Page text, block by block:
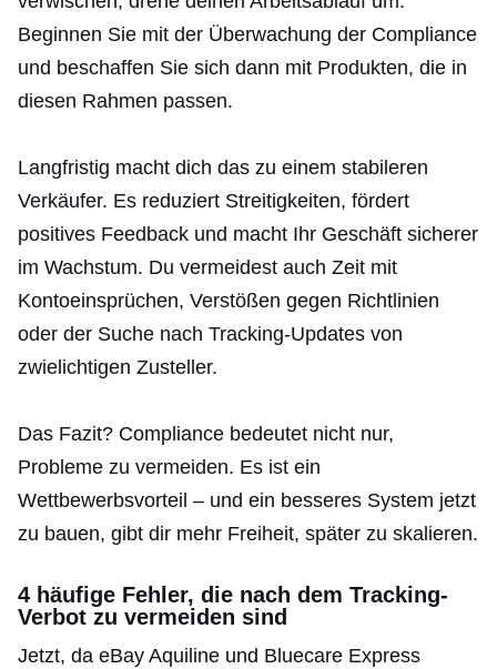
Beginnen Sie mit der Überwachung der Compliance
und beschaffen Sie sich dann mit Produkten, die in
diesen Rahmen passen.
Langfristig macht dich das zu einem stabileren
Verkäufer. Es reduziert Streitigkeiten, fördert
positives Feedback und macht Ihr Geschäft sicherer
im Wachstum. Du vermeidest auch Zeit mit
Kontoeinsprüchen, Verstößen gegen Richtlinien
oder der Suche nach Tracking-Updates von
zwielichtigen Zusteller.
Das Fazit? Compliance bedeutet nicht nur,
Probleme zu vermeiden. Es ist ein
Wettbewerbsvorteil – und ein besseres System jetzt
zu bauen, gibt dir mehr Freiheit, später zu skalieren.
4 häufige Fehler, die nach dem Tracking-
Verbot zu vermeiden sind
Jetzt, da eBay Aquiline und Bluecare Express